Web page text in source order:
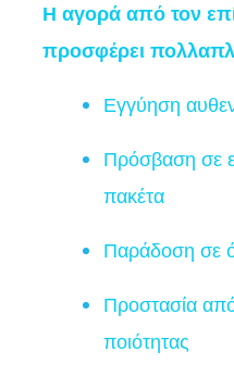
Η αγορά από τον
προσφέρει
Εγγύηση
Πρόσβαση σε
πακέτα
Παράδοση σε
Προστασία
ποιότητας